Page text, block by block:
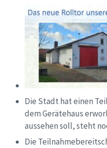
Die Stadt hat einen
dem Gerätehaus
aussehen soll, steht
Die